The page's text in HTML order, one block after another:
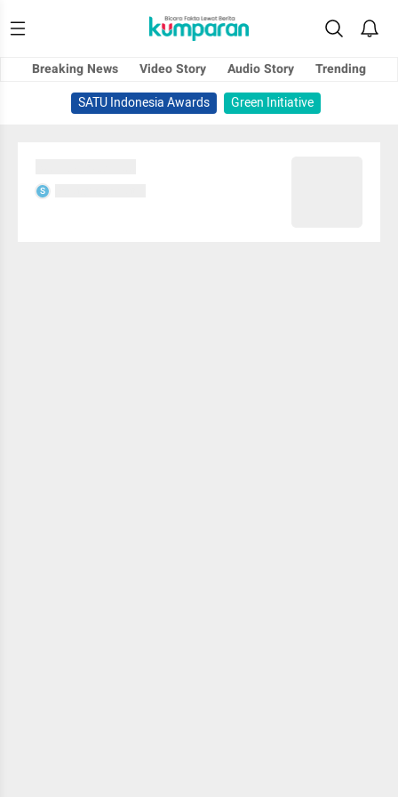
Breaking News Video Story Audio Story
Trending
SATU Indonesia Awards
Green Initiative
S